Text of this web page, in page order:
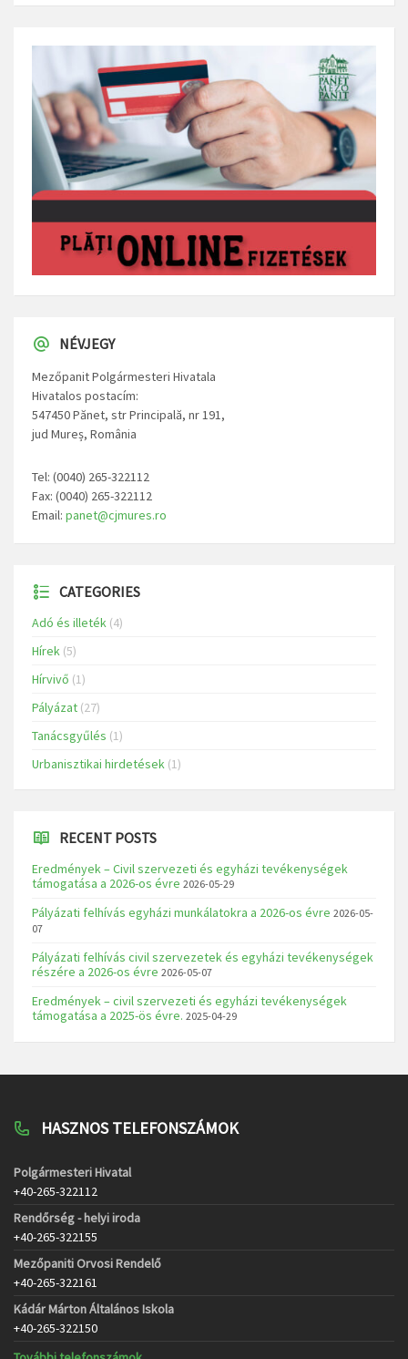
NÉVJEGY
Mezőpanit Polgármesteri Hivatala
Hivatalos postacím:
547450 Pănet, str Principală, nr 191,
jud Mureș, România
Tel: (0040) 265-322112
Fax: (0040) 265-322112
Email: panet@cjmures.ro
CATEGORIES
Adó és illeték (4)
Hírek (5)
Hírvivő (1)
Pályázat (27)
Tanácsgyűlés (1)
Urbanisztikai hirdetések (1)
RECENT POSTS
Eredmények – Civil szervezeti és egyházi tevékenységek
támogatása a 2026-os évre 2026-05-29
Pályázati felhívás egyházi munkálatokra a 2026-os évre 2026-05-
07
Pályázati felhívás civil szervezetek és egyházi tevékenységek
részére a 2026-os évre 2026-05-07
Eredmények – civil szervezeti és egyházi tevékenységek
támogatása a 2025-ös évre. 2025-04-29
HASZNOS TELEFONSZÁMOK
Polgármesteri Hivatal
+40-265-322112
Rendőrség - helyi iroda
+40-265-322155
Mezőpaniti Orvosi Rendelő
+40-265-322161
Kádár Márton Általános Iskola
+40-265-322150